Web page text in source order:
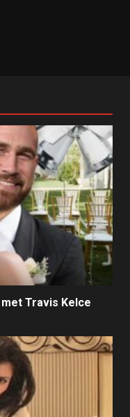
Travis Kelce